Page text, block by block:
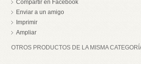
Compartir en Facebook
Enviar a un amigo
Imprimir
Ampliar
OTROS PRODUCTOS DE LA MISMA